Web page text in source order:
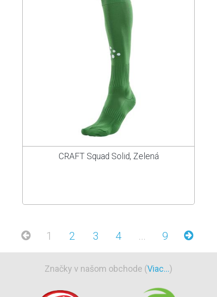
CRAFT Squad Solid, Zelená
1 2 3 4 ... 9
Značky v našom obchode (Viac...)